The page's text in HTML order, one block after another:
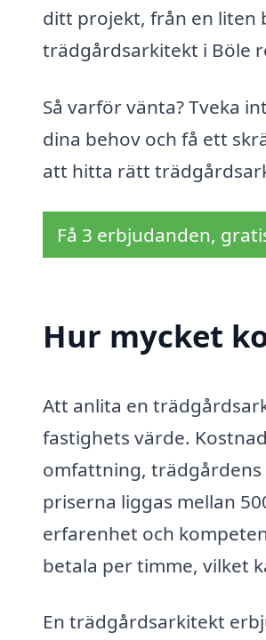
ditt projekt, från en liten
trädgårdsarkitekt i Böle
Så varför vänta? Tveka
dina behov och få ett
att hitta rätt
Få 3 erbjudanden,
Hur mycket
Att anlita en
fastighets värde.
omfattning, trädgårdens
priserna liggas mellan
erfarenhet och
betala per timme, vilket
En trädgårdsarkitekt